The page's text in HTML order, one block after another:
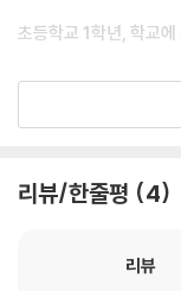
초등학교 1학년, 학교
초등학교에 가는 첫날,
한 마음에 고양이 파토
서 벗어나 통제와 규제,
미가 식사를 제대로 못
리뷰/한줄평 4
리뷰